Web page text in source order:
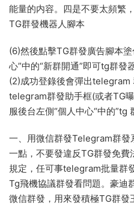
能量的内容。四是不要太頻繁
TG群發機器人腳本
(6)然後點擊TG群發廣告腳本
心”中的“新群開通”即可tg群發
(2)成功登錄後會彈出telegram
telegram群發助手框(或者TG
服後台左側“個人中心“中的”tg
一、用微信群發Telegram群發
一點，不要發違反TG群發免
規定，任可事telegram批量群
Tg飛機協議群發看問題。豪迪
微信群發，用來發積極TG群